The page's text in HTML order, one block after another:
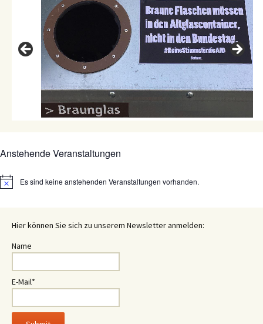
Anstehende Veranstaltungen
HinweisEs sind keine anstehenden Veranstaltungen vorhanden.
Hier können Sie sich zu unserem Newsletter anmelden:
Name
E-Mail*